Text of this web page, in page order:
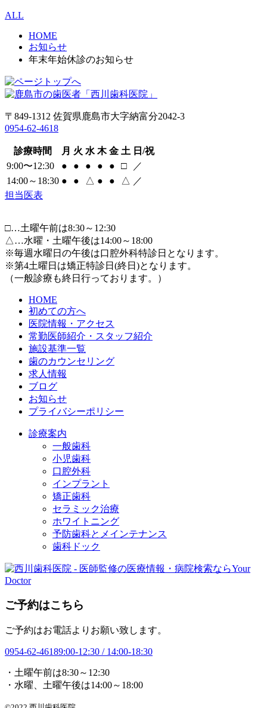
ALL
HOME
お知らせ
年末年始休診のお知らせ
〒849-1312 佐賀県鹿島市大字納富分2042-3
0954-62-4618
診療時間 月 火 水 木 金 土 日/祝
9:00〜12:30
● ● ● ● ● □
／
14:00～18:30 ● ● △ ● ● △ ／
担当医表
□…土曜午前は8:30～12:30
△…水曜・土曜午後は14:00～18:00
※毎週水曜日の午後は口腔外科特診日となります。
※第4土曜日は矯正特診日(終日)となります。
（一般診療も終日行っております。）
HOME
初めての方へ
医院情報・アクセス
常勤医師紹介・スタッフ紹介
施設基準一覧
歯のカウンセリング
求人情報
ブログ
お知らせ
プライバシーポリシー
診療案内
一般歯科
小児歯科
口腔外科
インプラント
矯正歯科
セラミック治療
ホワイトニング
予防歯科とメインテナンス
歯科ドック
ご予約はこちら
ご予約はお電話よりお願い致します。
0954-62-46189:00-12:30 / 14:00-18:30
・土曜午前は8:30～12:30
・水曜、土曜午後は14:00～18:00